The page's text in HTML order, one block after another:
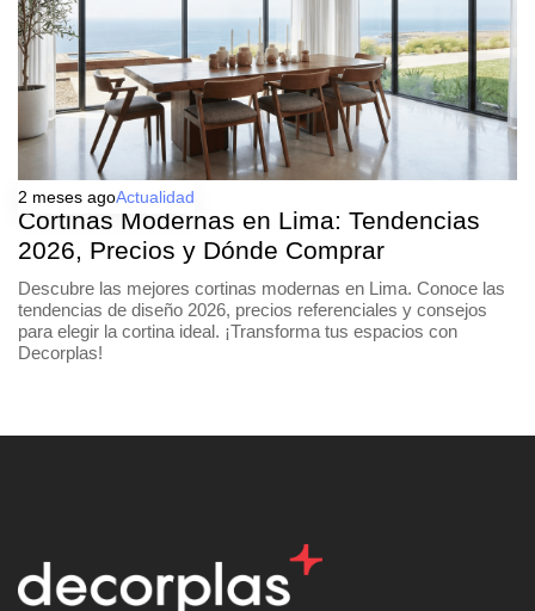
2 meses agoActualidad
Cortinas Modernas en Lima: Tendencias
2026, Precios y Dónde Comprar
Descubre las mejores cortinas modernas en Lima. Conoce las
tendencias de diseño 2026, precios referenciales y consejos
para elegir la cortina ideal. ¡Transforma tus espacios con
Decorplas!